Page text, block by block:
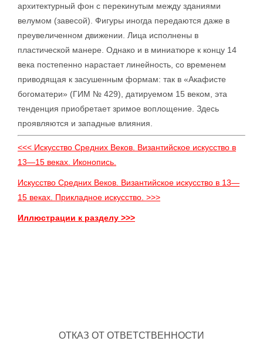
архитектурный фон с перекинутым между зданиями
велумом (завесой). Фигуры иногда передаются даже в
преувеличенном движении. Лица исполнены в
пластической манере. Однако и в миниатюре к концу 14
века постепенно нарастает линейность, со временем
приводящая к засушенным формам: так в «Акафисте
богоматери» (ГИМ № 429), датируемом 15 веком, эта
тенденция приобретает зримое воплощение. Здесь
проявляются и западные влияния.
<<< Искусство Средних Веков. Византийское искусство в
13—15 веках. Иконопись.
Искусство Средних Веков. Византийское искусство в 13—
15 веках. Прикладное искусство. >>>
Иллюстрации к разделу >>>
ОТКАЗ ОТ ОТВЕТСТВЕННОСТИ